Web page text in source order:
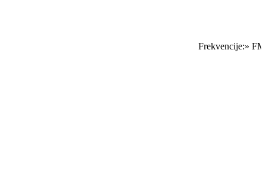
Frekvencije:» FM